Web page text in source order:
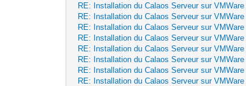
RE: Installation du Calaos Serveur sur VMWare
RE: Installation du Calaos Serveur sur VMWare
RE: Installation du Calaos Serveur sur VMWare
RE: Installation du Calaos Serveur sur VMWare
RE: Installation du Calaos Serveur sur VMWare
RE: Installation du Calaos Serveur sur VMWare
RE: Installation du Calaos Serveur sur VMWare
RE: Installation du Calaos Serveur sur VMWare